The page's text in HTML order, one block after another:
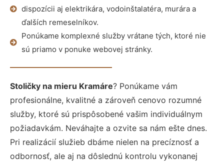
dispozícii aj elektrikára, vodoinštalatéra, murára a
ďalších remeselníkov.
Ponúkame komplexné služby vrátane tých, ktoré nie
sú priamo v ponuke webovej stránky.
Stoličky na mieru Kramáre? Ponúkame vám
profesionálne, kvalitné a zároveň cenovo rozumné
služby, ktoré sú prispôsobené vašim individuálnym
požiadavkám. Neváhajte a ozvite sa nám ešte dnes.
Pri realizácií služieb dbáme nielen na precíznosť a
odbornosť, ale aj na dôslednú kontrolu vykonanej